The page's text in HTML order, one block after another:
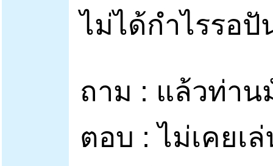
ไม่ได้กำไรรอปั
ถาม : แล้วท่า
ตอบ : ไม่เคยเ